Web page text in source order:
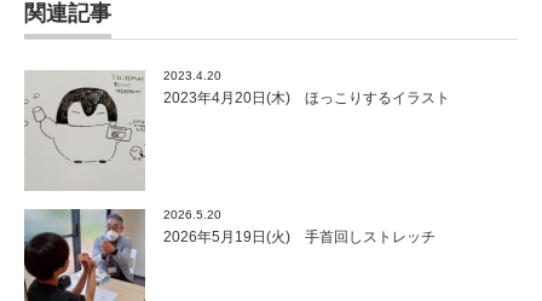
関連記事
2023.4.20
2023年4月20日(木) ほっこりするイラスト
2026.5.20
2026年5月19日(火) 手首回しストレッチ